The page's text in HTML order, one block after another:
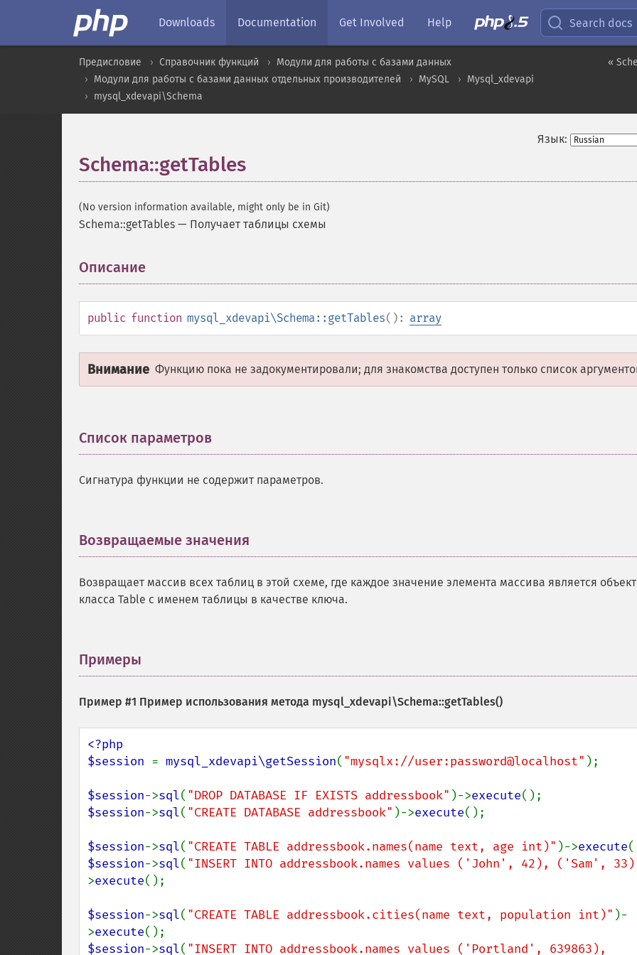
Downloads Documentation Get Involved Help Search docs
«
Предисловие Справочник функций
Модули для работы с базами данных
Модули для работы с базами данных отдельных производителей
MySQL
Mysql_xdevapi
mysql_xdevapi\Schema
Язык:
Schema::getTables
(No version information available, might only be in Git)
Schema::getTables — Получает таблицы схемы
Описание
public function mysql_xdevapi\Schema::getTables(): array
Внимание Функцию пока не задокументировали; для знакомства доступен только список
Список параметров
Сигнатура функции не содержит параметров.
Возвращаемые значения
Возвращает массив всех таблиц в этой схеме, где каждое значение элемента массива является
класса Table с именем таблицы в качестве ключа.
Примеры
Пример #1 Пример использования метода mysql_xdevapi\Schema::getTables()
<?php
$session = mysql_xdevapi\getSession( "mysqlx://user:password@localhost" );
$session->sql( "DROP DATABASE IF EXISTS addressbook" )->execute
$session->sql( "CREATE DATABASE addressbook" )->execute();
$session->sql( "CREATE TABLE addressbook.names(name text, age int)" )->execute
$session->sql( "INSERT INTO addressbook.names values ('John', 42), ('Sam',
>execute();
$session->sql( "CREATE TABLE addressbook.cities(name text, population int)" )-
>execute
$session->sql( "INSERT INTO addressbook.names values ('Portland', 639863),